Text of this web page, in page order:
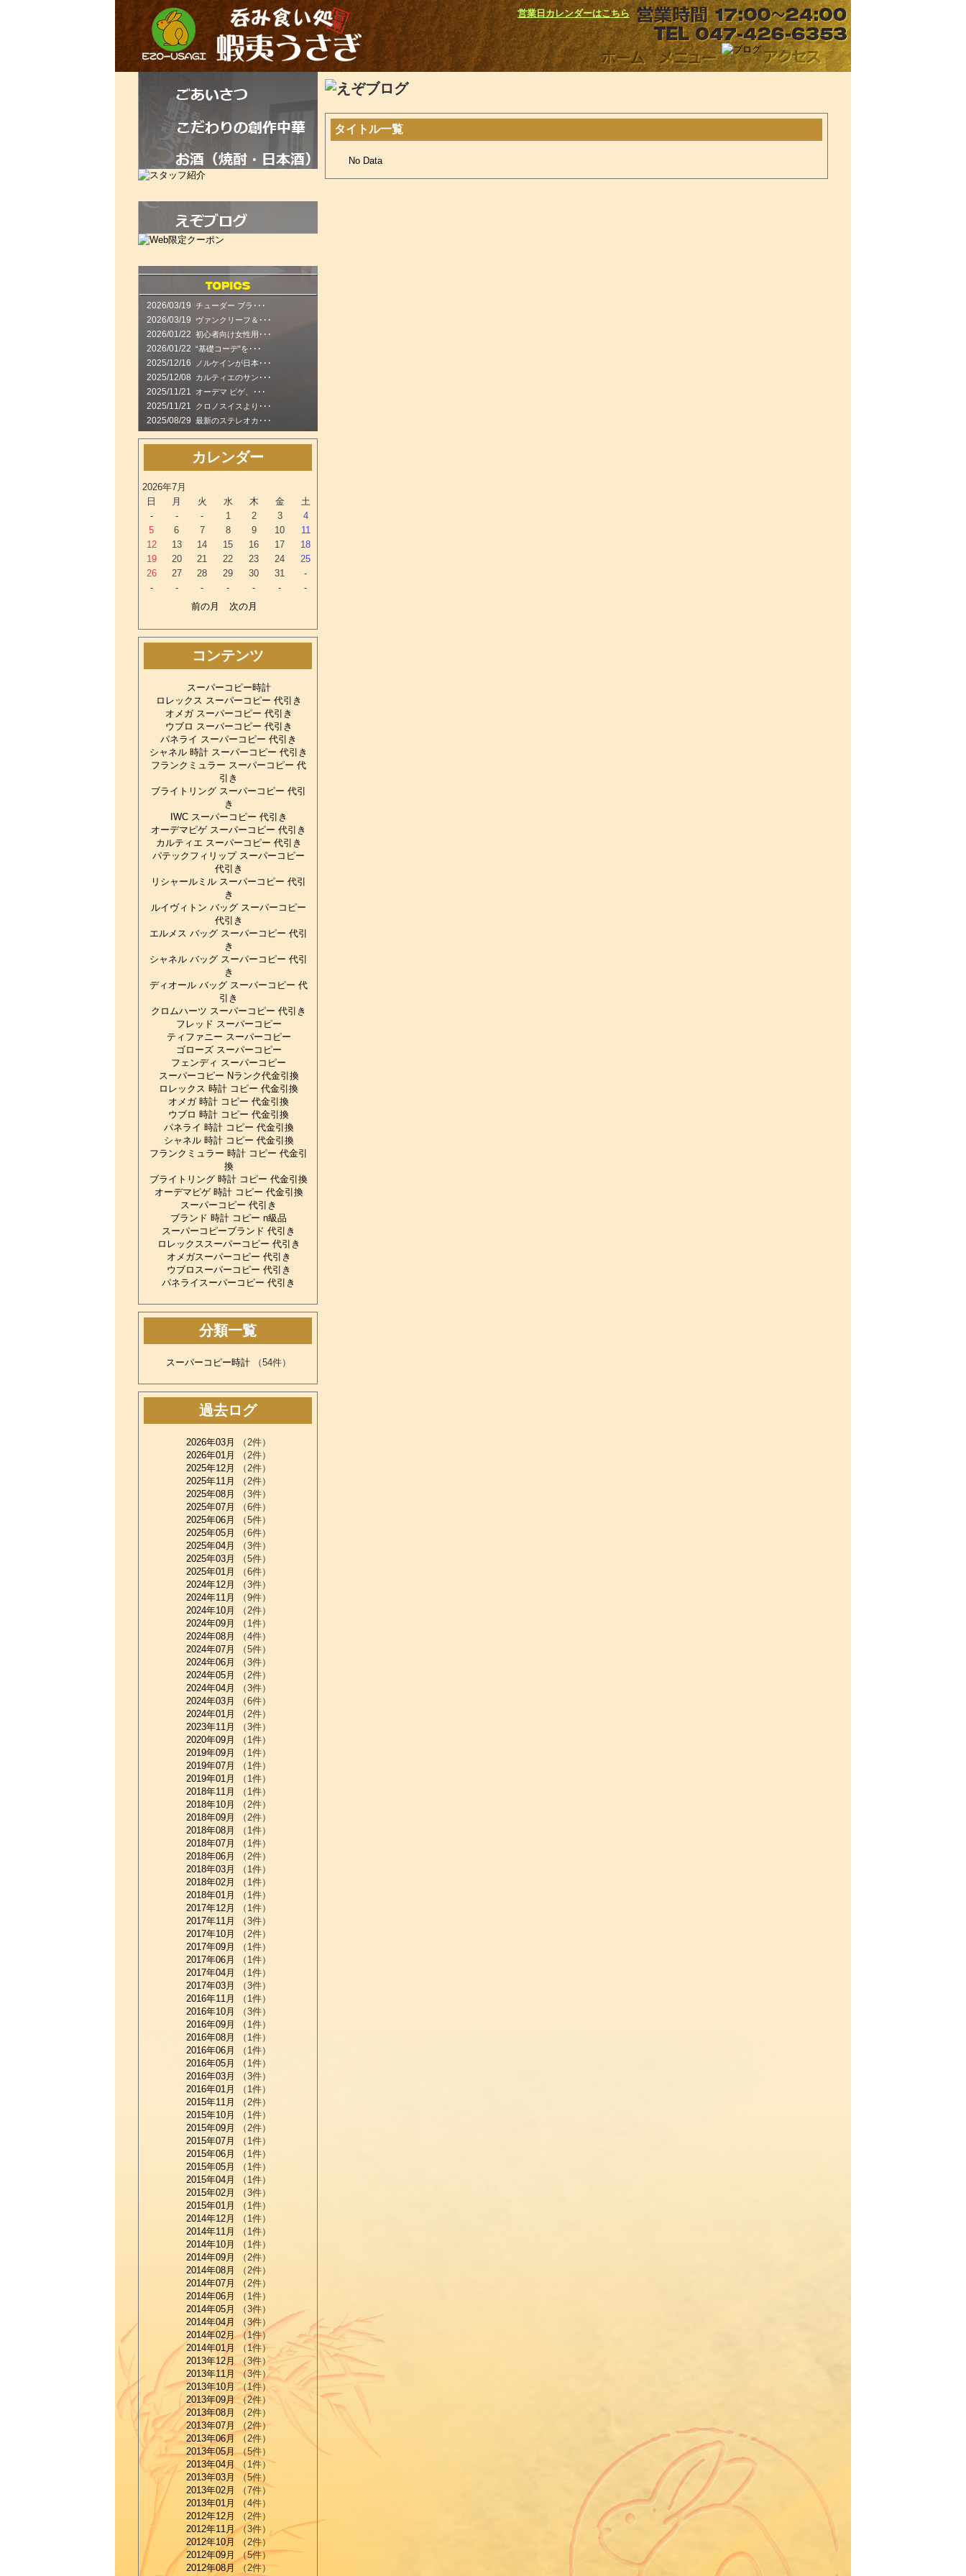
営業日カレンダーはこちら
タイトル一覧
No Data
2026/03/19 チューダー ブラ･･･
2026/03/19 ヴァンクリーフ＆･･･
2026/01/22 初心者向け女性用･･･
2026/01/22 “基礎コーデ”を･･･
2025/12/16 ノルケインが日本･･･
2025/12/08 カルティエのサン･･･
2025/11/21 オーデマ ピゲ、･･･
2025/11/21 クロノスイスより･･･
2025/08/29 最新のステレオカ･･･
カレンダー
2026年7月
日
月 火 水 木 金
土
-
- - 1 2 3
4
5
6 7 8 9 10
11
12
13 14 15 16 17
18
19
20 21 22 23 24
25
26
27 28 29 30 31
-
-
- - - - -
-
前の月
次の月
コンテンツ
スーパーコピー時計
ロレックス スーパーコピー 代引き
オメガ スーパーコピー 代引き
ウブロ スーパーコピー 代引き
パネライ スーパーコピー 代引き
シャネル 時計 スーパーコピー 代引き
フランクミュラー スーパーコピー 代
引き
ブライトリング スーパーコピー 代引
き
IWC スーパーコピー 代引き
オーデマピゲ スーパーコピー 代引き
カルティエ スーパーコピー 代引き
パテックフィリップ スーパーコピー
代引き
リシャールミル スーパーコピー 代引
き
ルイヴィトン バッグ スーパーコピー
代引き
エルメス バッグ スーパーコピー 代引
き
シャネル バッグ スーパーコピー 代引
き
ディオール バッグ スーパーコピー 代
引き
クロムハーツ スーパーコピー 代引き
フレッド スーパーコピー
ティファニー スーパーコピー
ゴローズ スーパーコピー
フェンディ スーパーコピー
スーパーコピー Nランク代金引換
ロレックス 時計 コピー 代金引換
オメガ 時計 コピー 代金引換
ウブロ 時計 コピー 代金引換
パネライ 時計 コピー 代金引換
シャネル 時計 コピー 代金引換
フランクミュラー 時計 コピー 代金引
換
ブライトリング 時計 コピー 代金引換
オーデマピゲ 時計 コピー 代金引換
スーパーコピー 代引き
ブランド 時計 コピー n級品
スーパーコピーブランド 代引き
ロレックススーパーコピー 代引き
オメガスーパーコピー 代引き
ウブロスーパーコピー 代引き
パネライスーパーコピー 代引き
分類一覧
スーパーコピー時計 （54件）
過去ログ
2026年03月
（2件）
2026年01月
（2件）
2025年12月
（2件）
2025年11月
（2件）
2025年08月
（3件）
2025年07月
（6件）
2025年06月
（5件）
2025年05月
（6件）
2025年04月
（3件）
2025年03月
（5件）
2025年01月
（6件）
2024年12月
（3件）
2024年11月
（9件）
2024年10月
（2件）
2024年09月
（1件）
2024年08月
（4件）
2024年07月
（5件）
2024年06月
（3件）
2024年05月
（2件）
2024年04月
（3件）
2024年03月
（6件）
2024年01月
（2件）
2023年11月
（3件）
2020年09月
（1件）
2019年09月
（1件）
2019年07月
（1件）
2019年01月
（1件）
2018年11月
（1件）
2018年10月
（2件）
2018年09月
（2件）
2018年08月
（1件）
2018年07月
（1件）
2018年06月
（2件）
2018年03月
（1件）
2018年02月
（1件）
2018年01月
（1件）
2017年12月
（1件）
2017年11月
（3件）
2017年10月
（2件）
2017年09月
（1件）
2017年06月
（1件）
2017年04月
（1件）
2017年03月
（3件）
2016年11月
（1件）
2016年10月
（3件）
2016年09月
（1件）
2016年08月
（1件）
2016年06月
（1件）
2016年05月
（1件）
2016年03月
（3件）
2016年01月
（1件）
2015年11月
（2件）
2015年10月
（1件）
2015年09月
（2件）
2015年07月
（1件）
2015年06月
（1件）
2015年05月
（1件）
2015年04月
（1件）
2015年02月
（3件）
2015年01月
（1件）
2014年12月
（1件）
2014年11月
（1件）
2014年10月
（1件）
2014年09月
（2件）
2014年08月
（2件）
2014年07月
（2件）
2014年06月
（1件）
2014年05月
（3件）
2014年04月
（3件）
2014年02月（1件）
2014年01月
（1件）
2013年12月（3件）
2013年11月
（3件）
2013年10月（1件）
2013年09月（2件）
2013年08月
（2件）
2013年07月
（2件）
2013年06月（2件）
2013年05月（5件）
2013年04月（1件）
2013年03月 （5件）
2013年02月
（7件）
2013年01月
（4件）
2012年12月
（2件）
2012年11月（3件）
2012年10月
（2件）
2012年09月
（5件）
2012年08月 （2件）